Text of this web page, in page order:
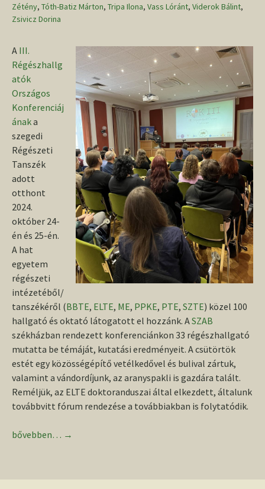
Zétény, Tóth-Batiz Márton, Tripa Ilona, Vass Lóránt, Viderok Bálint,
Zsivicz Dorina
A III.
Régészhallg
atók
Országos
Konferenciáj
ánaka
szegedi
Régészeti
Tanszék
adott
otthont
2024.
október 24-
én és 25-én.
A hat
egyetem
régészeti
intézetéből/
tanszékéről (BBTE, ELTE, ME, PPKE, PTE, SZTE) közel 100
hallgató és oktató látogatott el hozzánk. ASZAB
székházban rendezett konferenciánkon 33 régészhallgató
mutatta be témáját, kutatási eredményeit. A csütörtök
estét egy közösségépítő vetélkedővel és bulival zártuk,
valamint a vándordíjunk, az aranyspakli is gazdára talált.
Reméljük, az ELTE doktoranduszai által elkezdett, általunk
továbbvitt fórum rendezése a továbbiakban is folytatódik.
Sikeres hallgatói konferencia Szegeden
bővebben… →